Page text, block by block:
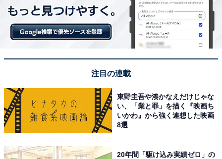
注目の連載
東野圭吾や湊かなえだけじゃな
い、「業と罪」を描く『映画ち
いかわ』から強く連想した映画
8選
20年間「駆け込み実績ゼロ」の